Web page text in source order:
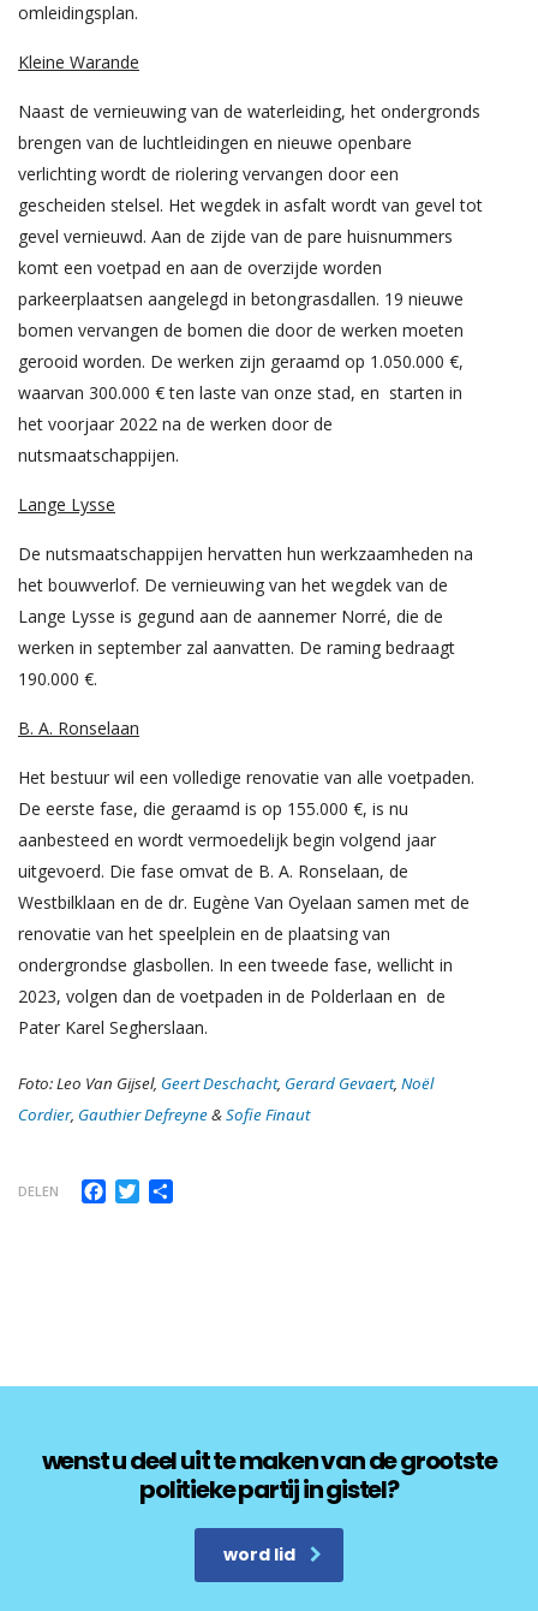
omleidingsplan.
Kleine Warande
Naast de vernieuwing van de waterleiding, het ondergronds
brengen van de luchtleidingen en nieuwe openbare
verlichting wordt de riolering vervangen door een
gescheiden stelsel. Het wegdek in asfalt wordt van gevel tot
gevel vernieuwd. Aan de zijde van de pare huisnummers
komt een voetpad en aan de overzijde worden
parkeerplaatsen aangelegd in betongrasdallen. 19 nieuwe
bomen vervangen de bomen die door de werken moeten
gerooid worden. De werken zijn geraamd op 1.050.000 €,
waarvan 300.000 € ten laste van onze stad, en starten in
het voorjaar 2022 na de werken door de
nutsmaatschappijen.
Lange Lysse
De nutsmaatschappijen hervatten hun werkzaamheden na
het bouwverlof. De vernieuwing van het wegdek van de
Lange Lysse is gegund aan de aannemer Norré, die de
werken in september zal aanvatten. De raming bedraagt
190.000 €.
B. A. Ronselaan
Het bestuur wil een volledige renovatie van alle voetpaden.
De eerste fase, die geraamd is op 155.000 €, is nu
aanbesteed en wordt vermoedelijk begin volgend jaar
uitgevoerd. Die fase omvat de B. A. Ronselaan, de
Westbilklaan en de dr. Eugène Van Oyelaan samen met de
renovatie van het speelplein en de plaatsing van
ondergrondse glasbollen. In een tweede fase, wellicht in
2023, volgen dan de voetpaden in de Polderlaan en de
Pater Karel Segherslaan.
Foto: Leo Van Gijsel, Geert Deschacht, Gerard Gevaert, Noël
Cordier, Gauthier Defreyne&Sofie Finaut
DELEN Facebook
Twitter
wenst u deel uit te maken van de grootste
politieke partij in gistel?
word lid